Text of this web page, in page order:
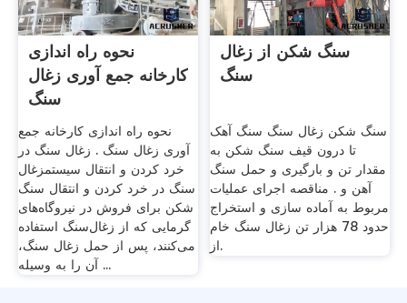
نحوه راه اندازی
کارخانه جمع آوری زغال
سنگ
نحوه راه اندازی کارخانه جمع
آوری زغال سنگ . زغال سنگ در
خرد کردن و انتقال سیستمزغال
سنگ در خرد کردن و انتقال سنگ
شکن برای فروش در نیروگاه‌های
گرمایی که از زغال‌سنگ استفاده
می‌کنند، پس از حمل زغال سنگ،
آن را به وسیله ...
سنگ شکن از زغال
سنگ
سنگ شکن زغال سنگ سنگ آهک
تا درون قیف سنگ شکن به
مقدار تن و بارگیری و حمل سنگ
آهن و . مناقصه اجرای عملیات
مربوط به آماده سازی و استخراج
حدود 78 هزار تن زغال سنگ خام
از.